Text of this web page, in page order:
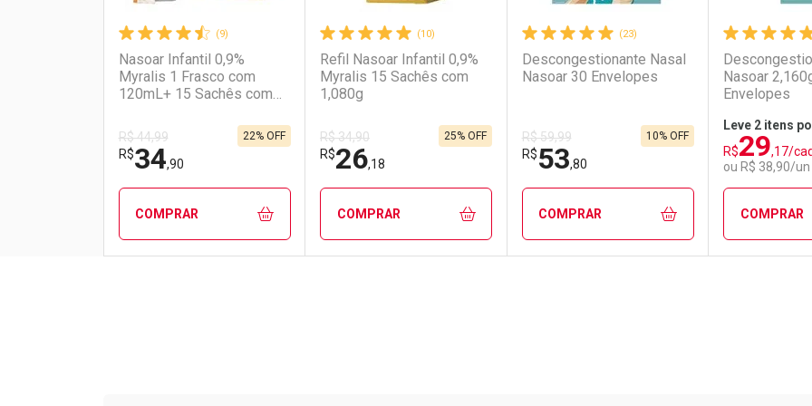
(9)
Nasoar Infantil 0,9%
Myralis 1 Frasco com
120mL+ 15 Sachês com
R$ 44,99
R$34,90
22% OFF
COMPRAR
(10)
Refil Nasoar Infantil 0,9%
Myralis 15 Sachês com
1,080g
R$ 34,90
R$26,18
25% OFF
COMPRAR
(23)
Descongestionante Nasal
Nasoar 30 Envelopes
R$ 59,99
R$53,80
10% OFF
COMPRAR
Nasoar
Envelopes
Leve 2 itens
R$29,17/
ou R$ 38,90/un
COMPRAR